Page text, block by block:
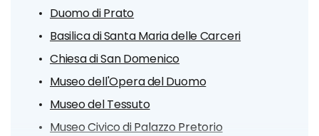
Duomo di Prato
Basilica di Santa Maria delle Carceri
Chiesa di San Domenico
Museo dell'Opera del Duomo
Museo del Tessuto
Museo Civico di Palazzo Pretorio